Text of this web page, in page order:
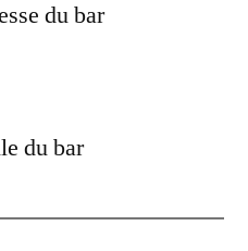
du bar
du bar